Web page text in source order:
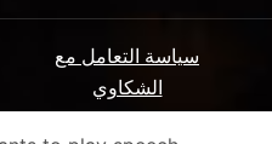
سياسة التعامل مع
الشكاوي
ميثاق المتعاملين